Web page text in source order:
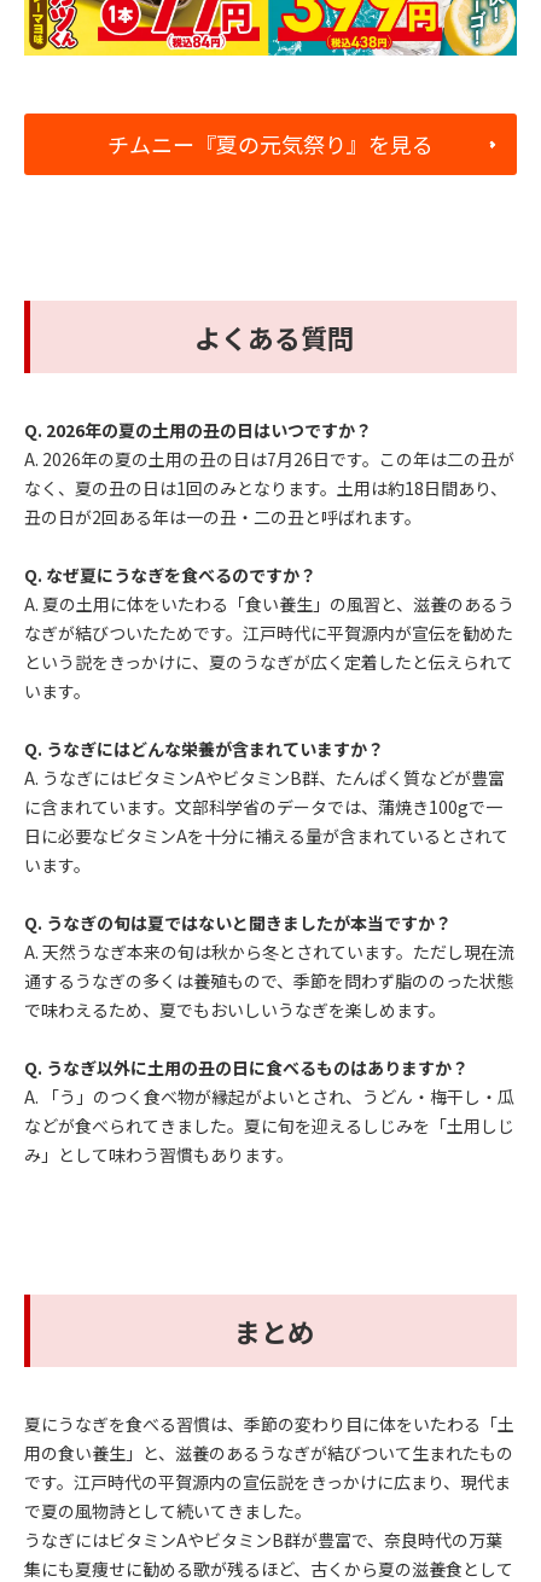
チムニー『夏の元気祭り』を見る
よくある質問
Q. 2026年の夏の土用の丑の日はいつですか？
A. 2026年の夏の土用の丑の日は7月26日です。この年は二の丑が
なく、夏の丑の日は1回のみとなります。土用は約18日間あり、
丑の日が2回ある年は一の丑・二の丑と呼ばれます。
Q. なぜ夏にうなぎを食べるのですか？
A. 夏の土用に体をいたわる「食い養生」の風習と、滋養のあるう
なぎが結びついたためです。江戸時代に平賀源内が宣伝を勧めた
という説をきっかけに、夏のうなぎが広く定着したと伝えられて
います。
Q. うなぎにはどんな栄養が含まれていますか？
A. うなぎにはビタミンAやビタミンB群、たんぱく質などが豊富
に含まれています。文部科学省のデータでは、蒲焼き100gで一
日に必要なビタミンAを十分に補える量が含まれているとされて
います。
Q. うなぎの旬は夏ではないと聞きましたが本当ですか？
A. 天然うなぎ本来の旬は秋から冬とされています。ただし現在流
通するうなぎの多くは養殖もので、季節を問わず脂ののった状態
で味わえるため、夏でもおいしいうなぎを楽しめます。
Q. うなぎ以外に土用の丑の日に食べるものはありますか？
A. 「う」のつく食べ物が縁起がよいとされ、うどん・梅干し・瓜
などが食べられてきました。夏に旬を迎えるしじみを「土用しじ
み」として味わう習慣もあります。
まとめ
夏にうなぎを食べる習慣は、季節の変わり目に体をいたわる「土
用の食い養生」と、滋養のあるうなぎが結びついて生まれたもの
です。江戸時代の平賀源内の宣伝説をきっかけに広まり、現代ま
で夏の風物詩として続いてきました。
うなぎにはビタミンAやビタミンB群が豊富で、奈良時代の万葉
集にも夏痩せに勧める歌が残るほど、古くから夏の滋養食として